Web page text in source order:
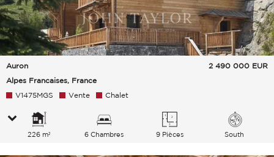
Auron
Alpes Francaises, France
2 490 000 EUR
V1475MGS Vente Chalet
226 m² 6 Chambres 9 Pièces South